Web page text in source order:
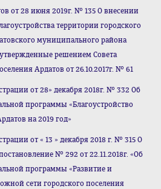
от 28 июня 2019г. № 135 О внесении
территории городского
муниципального района
решением Совета
Ардатов от 26.10.2017г. № 61
от 28» декабря 2018г. № 332 Об
программы «Благоустройство
на 2019 год»
от « 13 » декабря 2018 г. № 315 О
№ 292 от 22.11.2018г. «Об
программы «Развитие и
сети городского поселения